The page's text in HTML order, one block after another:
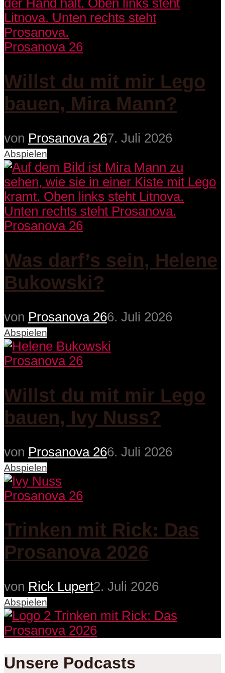
Prosanova 26
Willst du mit mir Lego
bauen, Mira Mann?
von Prosanova 267. Juli 2026
Abspielen
Prosanova 26
Was darf’s sein, Helene
Bukowski?
von Prosanova 266. Juli 2026
Abspielen
Prosanova 26
Willst du mit mir Lego
bauen, Ivy Nuss?
von Prosanova 266. Juli 2026
Abspielen
Prosanova 26
Trinken mit Rick: Das
Prosanova 2026
von Rick Lupert2. Juli 2026
Abspielen
Unsere Podcasts